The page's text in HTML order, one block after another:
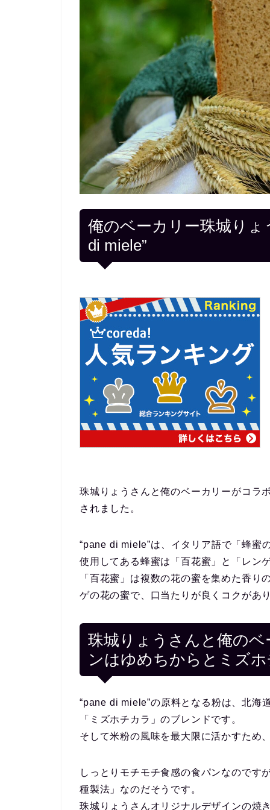
俺のベーカリー珠城り
di miele”
珠城りょうさんと俺のベーカリーがコラ
されました。
“pane di miele”は、イタリア語で「蜂蜜
使用してある蜂蜜は「百花蜜」と「レン
「百花蜜」は複数の花の蜜を集めた香
ゲの花の蜜で、口当たりが良くコクがあ
珠城りょうさんと俺の
ンはゆめちからとミズ
“pane di miele”の原料となる粉は、北海
「ミズホチカラ」のブレンドです。
そして米粉の風味を最大限に活かすため
しっとりモチモチ食感の食パンなのです
種製法」なのだそうです。
珠城りょうさんオリジナルデザインの焼